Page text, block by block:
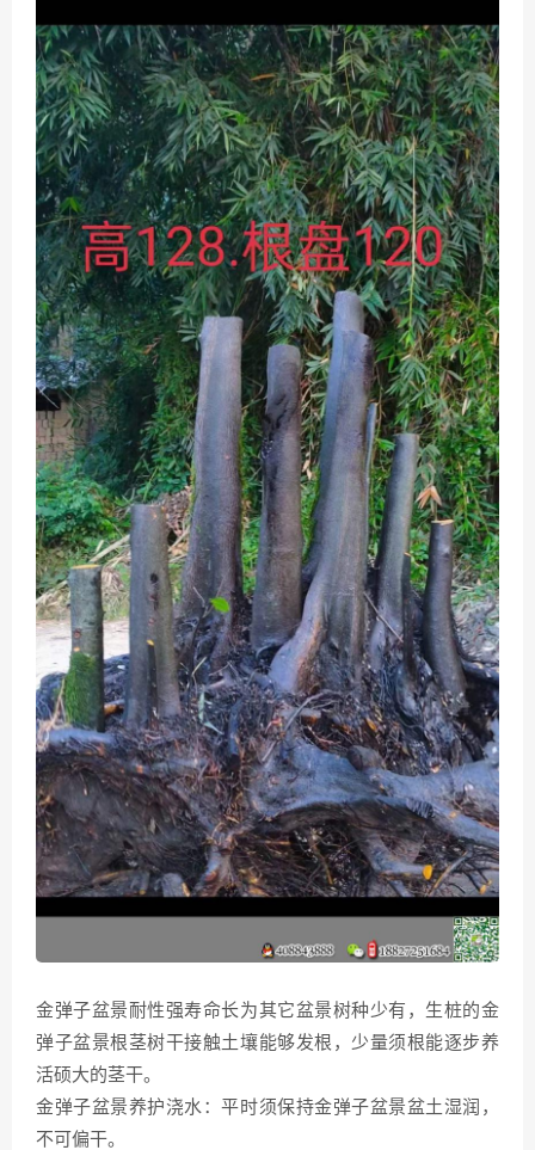
金弹子盆景耐性强寿命长为其它盆景树种少有，生桩的金
弹子盆景根茎树干接触土壤能够发根，少量须根能逐步养
活硕大的茎干。
金弹子盆景养护浇水：平时须保持金弹子盆景盆土湿润，
不可偏干。